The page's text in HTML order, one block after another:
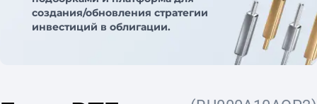
создания/обновления стратегии
инвестиций в облигации.